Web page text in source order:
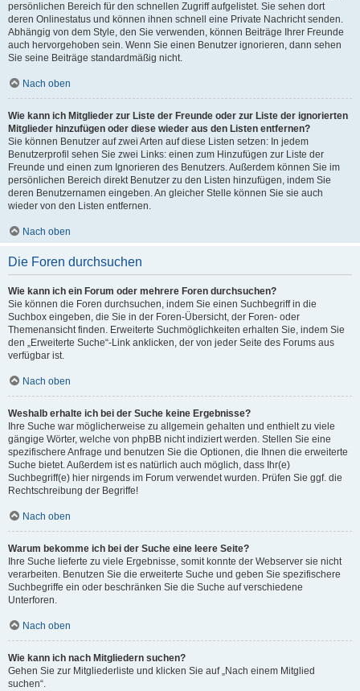
persönlichen Bereich für den schnellen Zugriff aufgelistet. Sie sehen dort
deren Onlinestatus und können ihnen schnell eine Private Nachricht senden.
Abhängig von dem Style, den Sie verwenden, können Beiträge Ihrer Freunde
auch hervorgehoben sein. Wenn Sie einen Benutzer ignorieren, dann sehen
Sie seine Beiträge standardmäßig nicht.
Nach oben
Wie kann ich Mitglieder zur Liste der Freunde oder zur Liste der ignorierten
Mitglieder hinzufügen oder diese wieder aus den Listen entfernen?
Sie können Benutzer auf zwei Arten auf diese Listen setzen: In jedem
Benutzerprofil sehen Sie zwei Links: einen zum Hinzufügen zur Liste der
Freunde und einen zum Ignorieren des Benutzers. Außerdem können Sie im
persönlichen Bereich direkt Benutzer zu den Listen hinzufügen, indem Sie
deren Benutzernamen eingeben. An gleicher Stelle können Sie sie auch
wieder von den Listen entfernen.
Nach oben
Die Foren durchsuchen
Wie kann ich ein Forum oder mehrere Foren durchsuchen?
Sie können die Foren durchsuchen, indem Sie einen Suchbegriff in die
Suchbox eingeben, die Sie in der Foren-Übersicht, der Foren- oder
Themenansicht finden. Erweiterte Suchmöglichkeiten erhalten Sie, indem Sie
den „Erweiterte Suche“-Link anklicken, der von jeder Seite des Forums aus
verfügbar ist.
Nach oben
Weshalb erhalte ich bei der Suche keine Ergebnisse?
Ihre Suche war möglicherweise zu allgemein gehalten und enthielt zu viele
gängige Wörter, welche von phpBB nicht indiziert werden. Stellen Sie eine
spezifischere Anfrage und benutzen Sie die Optionen, die Ihnen die erweiterte
Suche bietet. Außerdem ist es natürlich auch möglich, dass Ihr(e)
Suchbegriff(e) hier nirgends im Forum verwendet wurden. Prüfen Sie ggf. die
Rechtschreibung der Begriffe!
Nach oben
Warum bekomme ich bei der Suche eine leere Seite?
Ihre Suche lieferte zu viele Ergebnisse, somit konnte der Webserver sie nicht
verarbeiten. Benutzen Sie die erweiterte Suche und geben Sie spezifischere
Suchbegriffe ein oder beschränken Sie die Suche auf verschiedene
Unterforen.
Nach oben
Wie kann ich nach Mitgliedern suchen?
Gehen Sie zur Mitgliederliste und klicken Sie auf „Nach einem Mitglied
suchen“.